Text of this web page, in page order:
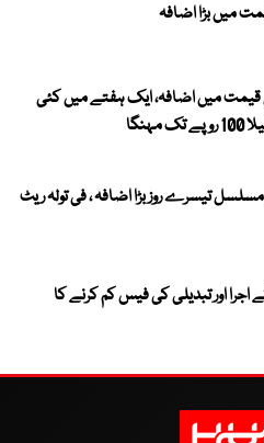
میں اضافہ، ایک ہفتے میں کئی
تیسرے روز بڑا اضافہ ، فی تولہ ریٹ
اور تبدیلی کی فیس کم کرنے کا